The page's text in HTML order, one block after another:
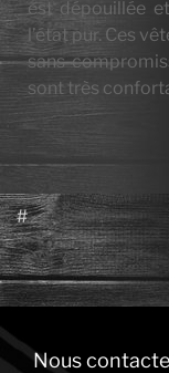
est dépouillée
l’état pur. Ces
sans
sont très
#
Nous